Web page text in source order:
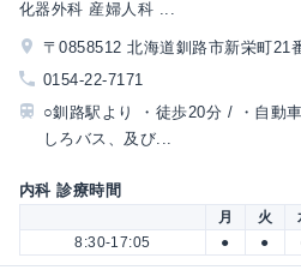
化器外科 産婦人科 ...
〒0858512 北海道釧路市新栄町21
0154-22-7171
○釧路駅より ・徒歩20分 / ・自動
しろバス、及び...
内科 診療時間
月 火
8:30-17:05
● ●